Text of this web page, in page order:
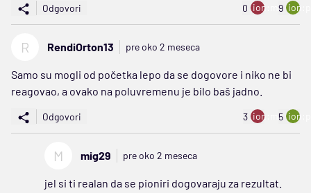
Odgovori 0 ion:minus
9
R RendiOrton13 pre oko 2 meseca
Samo su mogli od početka lepo da se dogovore i niko ne bi
reagovao, a ovako na poluvremenu je bilo baš jadno.
Odgovori 3 ion:minus
5
M mig29 pre oko 2 meseca
jel si ti realan da se pioniri dogovaraju za rezultat.